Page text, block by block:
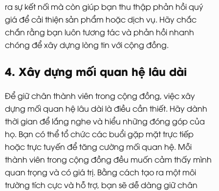
ra sự kết nối mà còn giúp bạn thu thập phản hồi quý
giá để cải thiện sản phẩm hoặc dịch vụ. Hãy chắc
chắn rằng bạn luôn tương tác và phản hồi nhanh
chóng để xây dựng lòng tin với cộng đồng.
4. Xây dựng mối quan hệ lâu dài
Để giữ chân thành viên trong cộng đồng, việc xây
dựng mối quan hệ lâu dài là điều cần thiết. Hãy dành
thời gian để lắng nghe và hiểu những đóng góp của
họ. Bạn có thể tổ chức các buổi gặp mặt trực tiếp
hoặc trực tuyến để tăng cường mối quan hệ. Mỗi
thành viên trong cộng đồng đều muốn cảm thấy mình
quan trọng và có giá trị. Bằng cách tạo ra một môi
trường tích cực và hỗ trợ, bạn sẽ dễ dàng giữ chân